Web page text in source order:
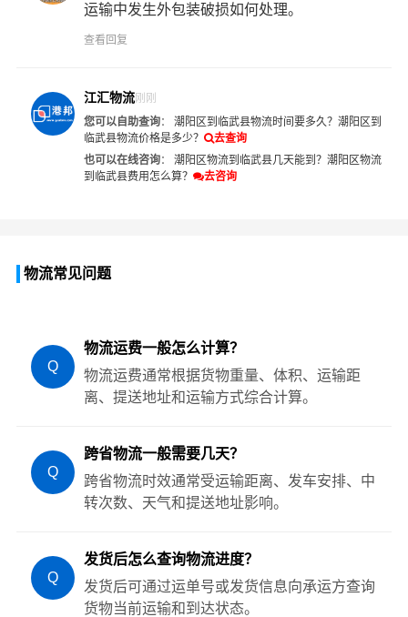
运输中发生外包装破损如何处理。
查看回复
江汇物流刚刚
您可以自助查询： 潮阳区到临武县物流时间要多久？ 潮阳区到
临武县物流价格是多少？
去查询
也可以在线咨询： 潮阳区物流到临武县几天能到？ 潮阳区物流
到临武县费用怎么算？
去咨询
物流常见问题
Q
物流运费一般怎么计算？
物流运费通常根据货物重量、体积、运输距
离、提送地址和运输方式综合计算。
Q
跨省物流一般需要几天？
跨省物流时效通常受运输距离、发车安排、中
转次数、天气和提送地址影响。
Q
发货后怎么查询物流进度？
发货后可通过运单号或发货信息向承运方查询
货物当前运输和到达状态。